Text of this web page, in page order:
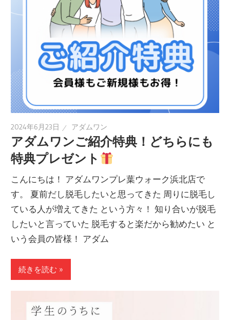
2024年6月23日 アダムワン
アダムワンご紹介特典！どちらにも
特典プレゼント
こんにちは！ アダムワンプレ葉ウォーク浜北店で
す。 夏前だし脱毛したいと思ってきた 周りに脱毛し
ている人が増えてきた という方々！ 知り合いが脱毛
したいと言っていた 脱毛すると楽だから勧めたい と
いう会員の皆様！ アダム
続きを読む »